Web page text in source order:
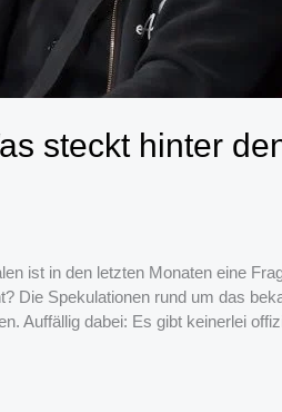
steckt hinter
ist in den letzten Monaten eine
Die Spekulationen rund um das
Auffällig dabei: Es gibt keinerlei